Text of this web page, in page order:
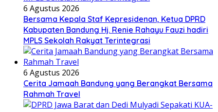
6 Agustus 2026
Bersama Kepala Staf Kepresidenan, Ketua DPRD
Kabupaten Bandung Hj. Renie Rahayu Fauzi hadiri
MPLS Sekolah Rakyat Terintegrasi
6 Agustus 2026
Cerita Jamaah Bandung yang Berangkat Bersama
Rahmah Travel